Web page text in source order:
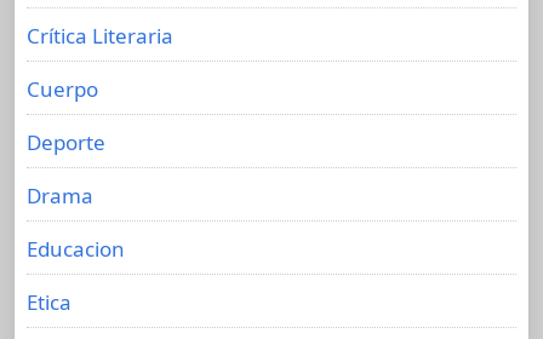
Crítica Literaria
Cuerpo
Deporte
Drama
Educacion
Etica